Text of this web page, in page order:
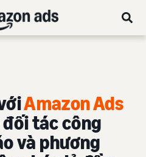
Amazon Ads
tác công
và phương